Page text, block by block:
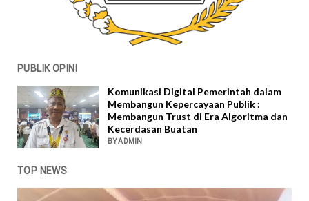
PUBLIK OPINI
Komunikasi Digital Pemerintah dalam
Membangun Kepercayaan Publik :
Membangun Trust di Era Algoritma dan
Kecerdasan Buatan
BY ADMIN
TOP NEWS